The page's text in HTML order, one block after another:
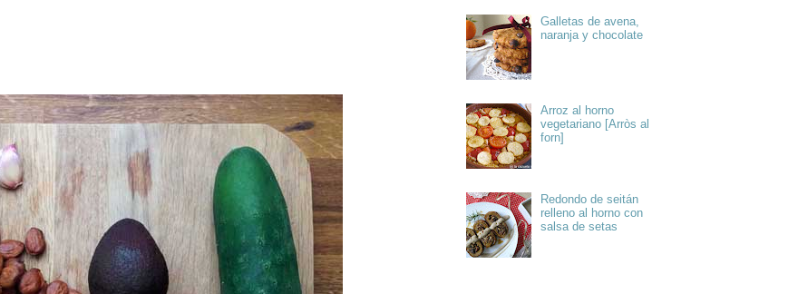
Galletas de avena,
naranja y chocolate
Arroz al horno
vegetariano [Arròs al
forn]
Redondo de seitán
relleno al horno con
salsa de setas